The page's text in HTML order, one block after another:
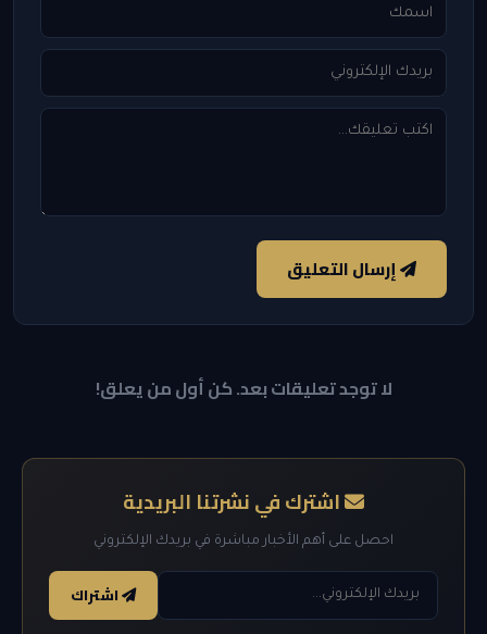
إرسال التعليق
لا توجد تعليقات بعد. كن أول من يعلق!
اشترك في نشرتنا البريدية
احصل على أهم الأخبار مباشرة في بريدك الإلكتروني
اشتراك